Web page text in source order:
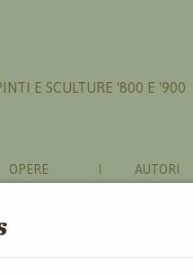
E SCULTURE '800 E '900
OPERE AUTORI